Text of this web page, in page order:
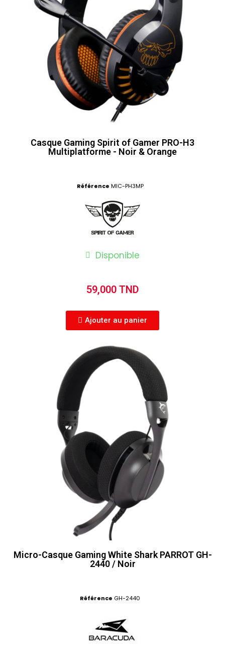
Casque Gaming Spirit of Gamer PRO-H3
Multiplatforme - Noir & Orange
Référence MIC-PH3MP
Disponible
59,000 TND
Ajouter au panier
Micro-Casque Gaming White Shark PARROT GH-
2440 / Noir
Référence GH-2440